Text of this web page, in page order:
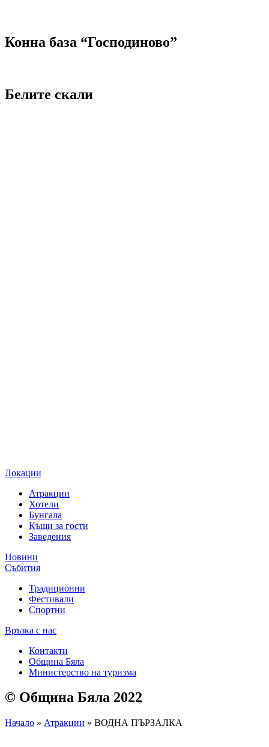
Конна база “Господиново”
Белите скали
Локации
Атракции
Хотели
Бунгала
Къщи за гости
Заведения
Новини
Събития
Традиционни
Фестивали
Спортни
Връзка с нас
Контакти
Община Бяла
Министерство на туризма
© Община Бяла 2022
Начало » Атракции » ВОДНА ПЪРЗАЛКА